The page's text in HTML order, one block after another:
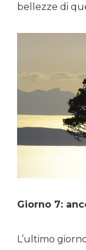
bellezze di
Giorno 7:
L’ultimo